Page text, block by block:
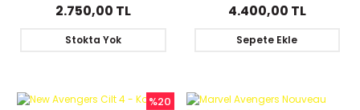
2.750,00 TL
Stokta Yok
4.400,00 TL
Sepete Ekle
%20